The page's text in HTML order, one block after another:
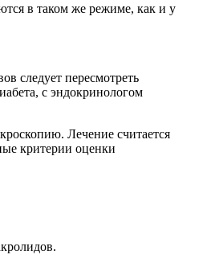
в таком же режиме, как и у
следует пересмотреть
с эндокринологом
Лечение считается
критерии оценки